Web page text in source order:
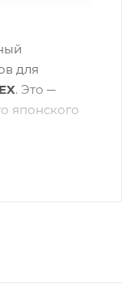
для
. Это ─
японского
по